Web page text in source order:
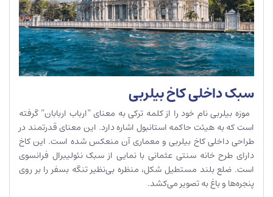
سبک داخلی کاخ بیلربی
موزه بیلربی نام خود را از کلمه ترکی به معنای “ارباب اربابان” گرفته
است که به هیئت حاکمه استانبول اشاره دارد. این معنای قدرتمند در
طراحی داخلی کاخ بیلربی و معماری آن منعکس شده است. این کاخ
دارای طرح خانه سنتی عثمانی با نمایی از سبک نئولیبرال فرانسوی
است. ضلع بلند مستطیل شکل، منظره بی‌نظیر تنگه بسفر را بر روی
پنجره‌ها و باغ به تصویر می‌کشد.